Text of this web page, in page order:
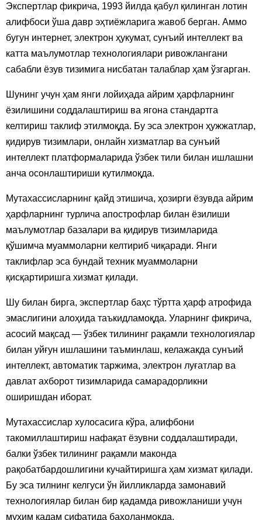
Экспертлар фикрича, 1993 йилда қабул қилинган лотин
алифбоси ўша давр эҳтиёжларига жавоб берган. Аммо
бугун интернет, электрон ҳукумат, сунъий интеллект ва
катта маълумотлар технологиялари ривожлангани
сабабли ёзув тизимига нисбатан талаблар ҳам ўзгарган.
Шунинг учун ҳам янги лойиҳада айрим ҳарфларнинг
ёзилишини соддалаштириш ва ягона стандартга
келтириш таклиф этилмоқда. Бу эса электрон ҳужжатлар,
қидирув тизимлари, онлайн хизматлар ва сунъий
интеллект платформаларида ўзбек тили билан ишлашни
анча осонлаштириши кутилмоқда.
Мутахассисларнинг қайд этишича, ҳозирги ёзувда айрим
ҳарфларнинг турлича апострофлар билан ёзилиши
маълумотлар базалари ва қидирув тизимларида
қўшимча муаммоларни келтириб чиқаради. Янги
таклифлар эса бундай техник муаммоларни
қисқартиришга хизмат қилади.
Шу билан бирга, экспертлар баҳс тўртта ҳарф атрофида
эмаслигини алоҳида таъкидламоқда. Уларнинг фикрича,
асосий мақсад — ўзбек тилининг рақамли технологиялар
билан уйғун ишлашини таъминлаш, келажакда сунъий
интеллект, автоматик таржима, электрон луғатлар ва
давлат ахборот тизимларида самарадорликни
оширишдан иборат.
Мутахассислар хулосасига кўра, алифбони
такомиллаштириш нафақат ёзувни соддалаштиради,
балки ўзбек тилининг рақамли маконда
рақобатбардошлигини кучайтиришга ҳам хизмат қилади.
Бу эса тилнинг келгуси ўн йилликларда замонавий
технологиялар билан бир қадамда ривожланиши учун
муҳим қадам сифатида баҳоланмоқда.